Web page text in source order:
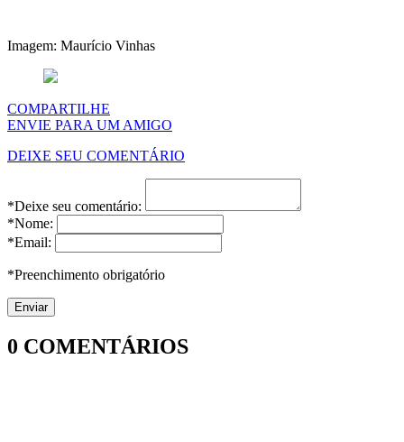
Imagem: Maurício Vinhas
COMPARTILHE
ENVIE PARA UM AMIGO
DEIXE SEU COMENTÁRIO
*Deixe seu comentário:
*Nome:
*Email:
*Preenchimento obrigatório
0 COMENTÁRIOS